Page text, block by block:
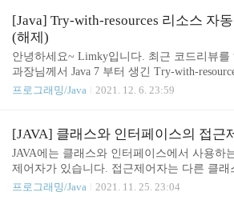
럼 도대체 이름도 없고 뭔가 근본도 없는것
익명객체(익명클래스)를 왜 사용해야하는지..
설명들어가겠습니다. 익명객체(익명클래스)
하는 이유!! 이름 부터 눈치 채셨겠지만, 이름
는 것은 별로 기억되지 않아도 된다는 거겠죠
에 다시 불러질 이유가 없다는 뜻입니다. 이
한번만 사용되고 버려지는 객체입니다. 좀 더
생각해보면 일시적으로 사용된다는 것은 나
사..
[Java] Try-with-resources 리소스 자
(해제)
안녕하세요~ Limky입니다. 최근 코드리뷰를
과장님께서 Java 7 부터 생긴 Try-with-
용해보라는 피드백을 받았습니다. 그래서 알
이스를 상속받은 구현클래스라면 try-catch 구
서 자동으로 리소스를 반납해준다는 내용이
다. Try-with-resources 사용 조건 요약!! 1. 자
받아라 3. 해당 리소스 객체는 AutoCloseable
프로그래밍/Java 2021. 12. 6. 23:59
[JAVA] 클래스와 인터페이스의 접근
JAVA에는 클래스와 인터페이스에서 사용하
제어자가 있습니다. 접근제어자는 다른 클래
패키지 등등에서 멤버 변수 및 메서드에 함부
프로그래밍/Java 2021. 11. 25. 23:04